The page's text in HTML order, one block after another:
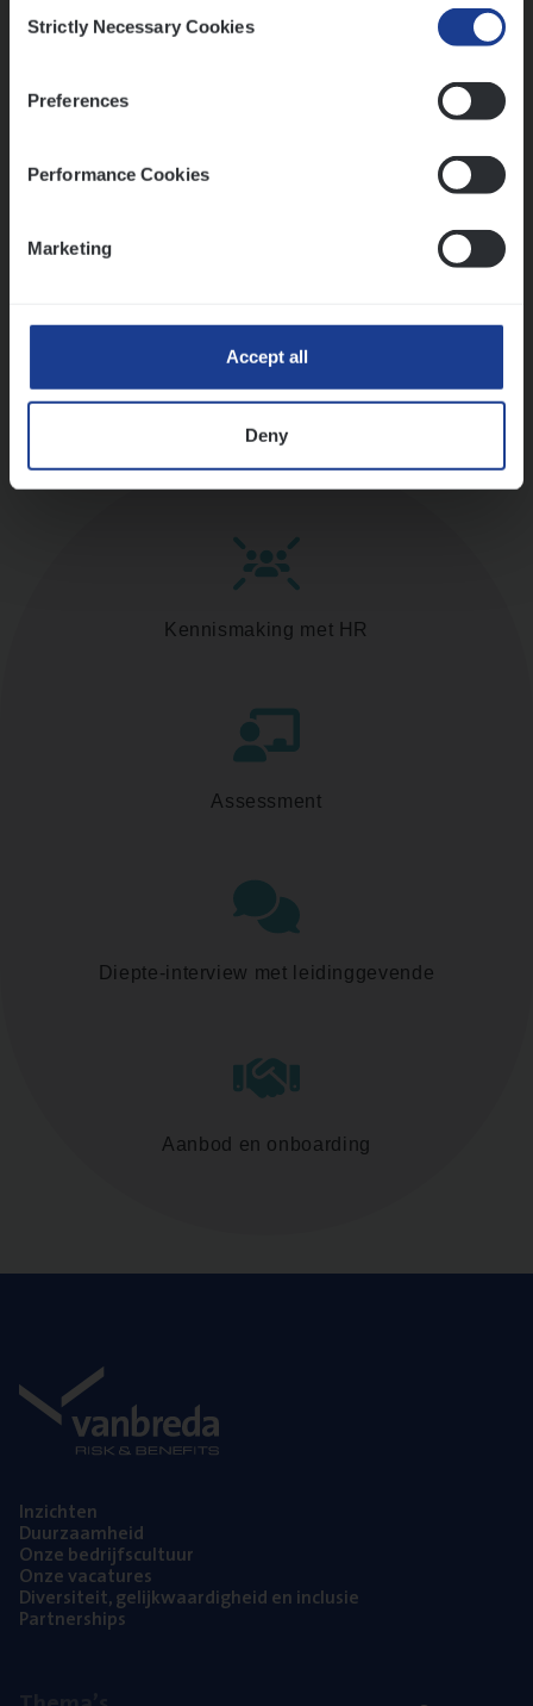
Selection
Strictly Necessary Cookies
Preferences
Performance Cookies
Marketing
Accept all
Deny
Lees onze verhalen
Meer dan collega’s: hoe Julie en Aurélie elkaar
versterken
humor
werk
Ons sollicitatieproces
Kennismaking met HR
Assessment
Diepte-interview met leidinggevende
Aanbod en onboarding
Inzich­ten
Duur­zaam­heid
Onze bedrijfs­cul­tuur
Onze vaca­tu­res
Diver­si­teit, gelijk­waar­dig­heid en inclusie
Part­ner­ships